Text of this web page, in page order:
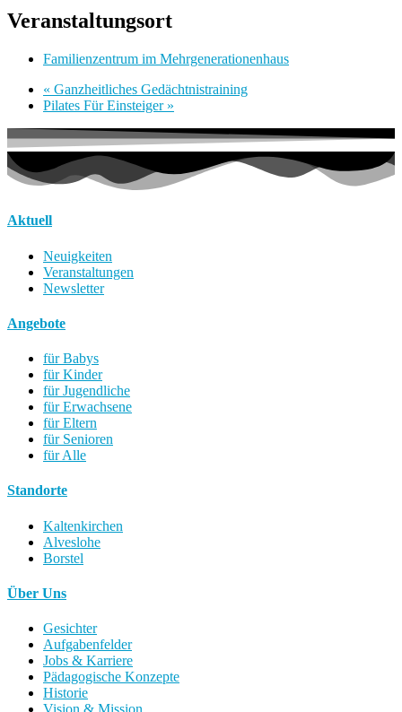
Veranstaltungsort
Familienzentrum im Mehrgenerationenhaus
« Ganzheitliches Gedächtnistraining
Pilates Für Einsteiger »
Aktuell
Neuigkeiten
Veranstaltungen
Newsletter
Angebote
für Babys
für Kinder
für Jugendliche
für Erwachsene
für Eltern
für Senioren
für Alle
Standorte
Kaltenkirchen
Alveslohe
Borstel
Über Uns
Gesichter
Aufgabenfelder
Jobs & Karriere
Pädagogische Konzepte
Historie